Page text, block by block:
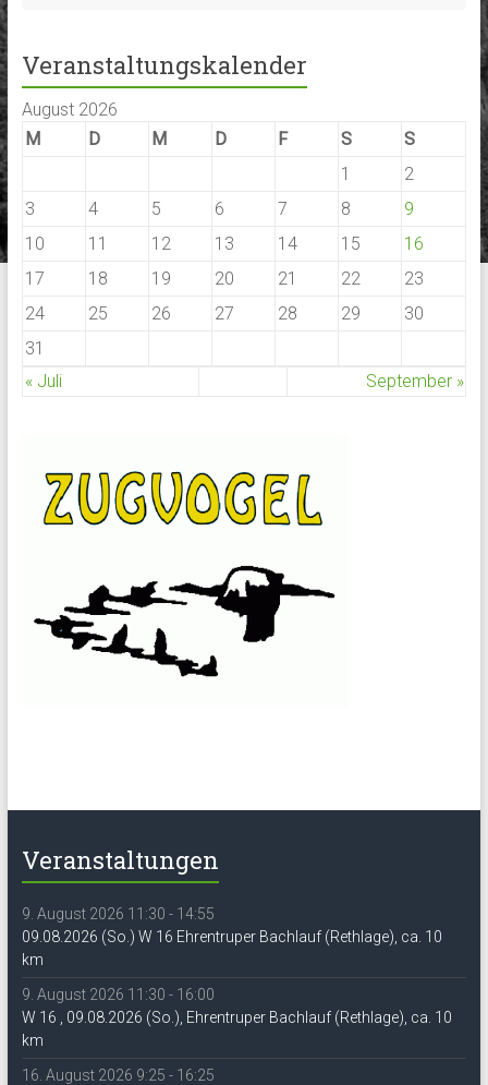
Veranstaltungskalender
August 2026
M
D M D F S
S
1
2
3
4 5 6 7 8
9
10
11 12 13 14 15
16
17
18 19 20 21 22
23
24
25 26 27 28 29
30
31
« Juli
September »
Veranstaltungen
9. August 2026 11:30 - 14:55
09.08.2026 (So.) W 16 Ehrentruper Bachlauf (Rethlage), ca. 10
km
9. August 2026 11:30 - 16:00
W 16 , 09.08.2026 (So.), Ehrentruper Bachlauf (Rethlage), ca. 10
km
16. August 2026 9:25 - 16:25